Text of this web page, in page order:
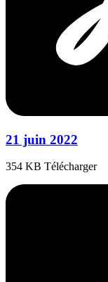
21 juin 2022
354 KB Télécharger